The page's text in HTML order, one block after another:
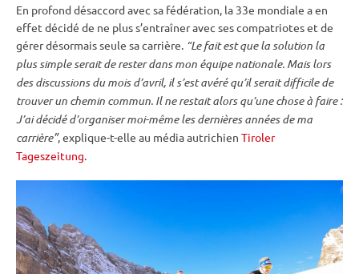
En profond désaccord avec sa fédération, la 33e mondiale a en
effet décidé de ne plus s’entraîner avec ses compatriotes et de
gérer désormais seule sa carrière. “Le fait est que la solution la
plus simple serait de rester dans mon équipe nationale. Mais lors
des discussions du mois d’avril, il s’est avéré qu’il serait difficile de
trouver un chemin commun. Il ne restait alors qu’une chose à faire :
J’ai décidé d’organiser moi-même les dernières années de ma
carrière”, explique-t-elle au média autrichien Tiroler
Tageszeitung.